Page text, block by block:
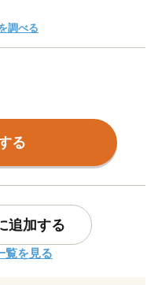
調べる
る
追加する
覧を見る